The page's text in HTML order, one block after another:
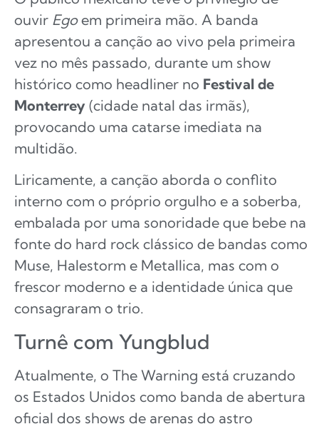
ouvir Egoem primeira mão. A banda
apresentou a canção ao vivo pela primeira
vez no mês passado, durante um show
histórico como headliner no Festival de
Monterrey (cidade natal das irmãs),
provocando uma catarse imediata na
multidão.
Liricamente, a canção aborda o conflito
interno com o próprio orgulho e a soberba,
embalada por uma sonoridade que bebe na
fonte do hard rock clássico de bandas como
Muse, Halestorm e Metallica, mas com o
frescor moderno e a identidade única que
consagraram o trio.
Turnê com Yungblud
Atualmente, o The Warning está cruzando
os Estados Unidos como banda de abertura
oficial dos shows de arenas do astro